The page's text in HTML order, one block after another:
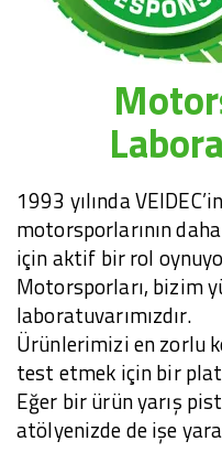
1993 yılında
motorsporlarının
için aktif bir rol
Motorsporları, bizim
laboratuvarımızdır.
Ürünlerimizi en zorlu
test etmek için bir
Eğer bir ürün yarış
atölyenizde de işe